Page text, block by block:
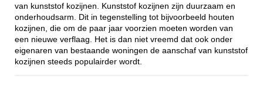
van kunststof kozijnen. Kunststof kozijnen zijn duurzaam en
onderhoudsarm. Dit in tegenstelling tot bijvoorbeeld houten
kozijnen, die om de paar jaar voorzien moeten worden van
een nieuwe verflaag. Het is dan niet vreemd dat ook onder
eigenaren van bestaande woningen de aanschaf van kunststof
kozijnen steeds populairder wordt.